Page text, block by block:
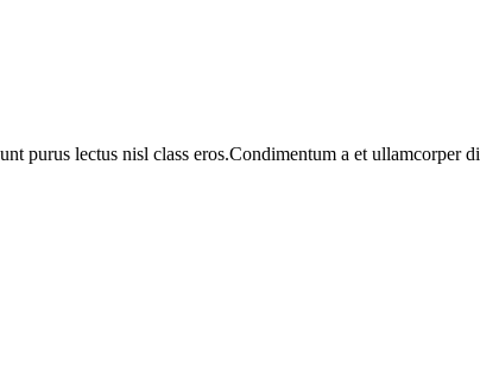
purus lectus nisl class eros.Condimentum a et ullamcorper